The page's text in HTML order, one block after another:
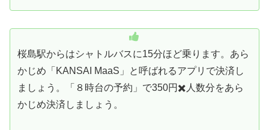
桜島駅からはシャトルバスに15分ほど乗ります。あら
かじめ「KANSAI MaaS」と呼ばれるアプリで決済し
ましょう。「８時台の予約」で350円✖️人数分をあら
かじめ決済しましょう。